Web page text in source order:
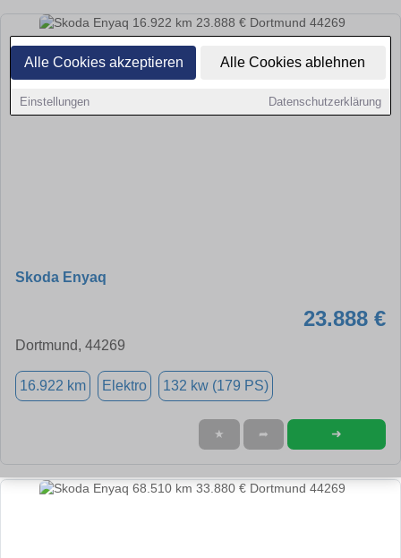
Alle Cookies akzeptieren Alle Cookies ablehnen
Einstellungen Datenschutzerklärung
Skoda Enyaq
23.888 €
Dortmund, 44269
16.922 km Elektro 132 kw (179 PS)
★ ➦ ➜